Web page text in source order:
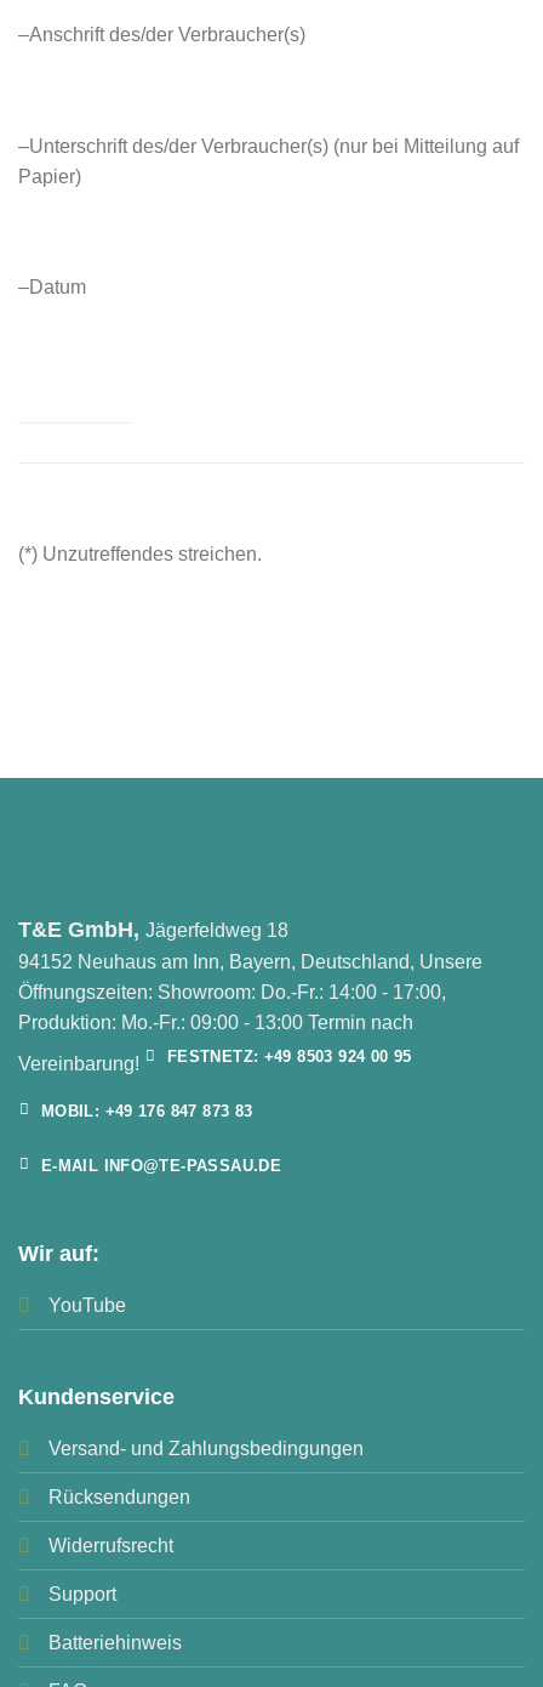
–Anschrift des/der Verbraucher(s)
–Unterschrift des/der Verbraucher(s) (nur bei Mitteilung auf
Papier)
–Datum
(*) Unzutreffendes streichen.
T&E GmbH, Jägerfeldweg 18
94152 Neuhaus am Inn, Bayern, Deutschland, Unsere
Öffnungszeiten: Showroom: Do.-Fr.: 14:00 - 17:00,
Produktion: Mo.-Fr.: 09:00 - 13:00 Termin nach
Vereinbarung!
FESTNETZ: +49 8503 924 00 95
MOBIL: +49 176 847 873 83
E-MAIL INFO@TE-PASSAU.DE
Wir auf:
YouTube
Kundenservice
Versand- und Zahlungsbedingungen
Rücksendungen
Widerrufsrecht
Support
Batteriehinweis